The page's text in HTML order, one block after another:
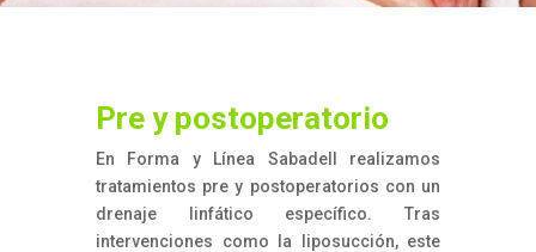
Pre y postoperatorio
En Forma y Línea Sabadell realizamos
tratamientos pre y postoperatorios con un
drenaje linfático específico. Tras
intervenciones como la liposucción, este